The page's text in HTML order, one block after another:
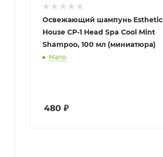
Освежающий шампунь Esthetic
House CP-1 Head Spa Cool Mint
Shampoo, 100 мл (миниатюра)
Мало
480 ₽